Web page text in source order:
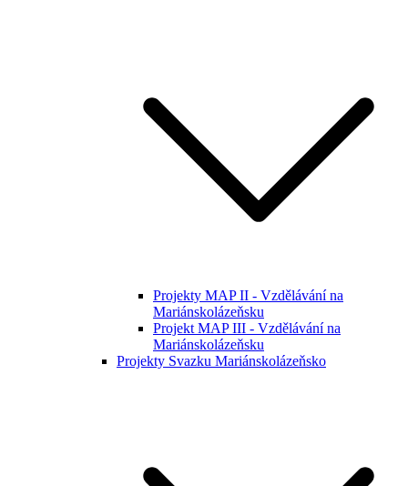
Projekty MAP II - Vzdělávání na
Mariánskolázeňsku
Projekt MAP III - Vzdělávání na
Mariánskolázeňsku
Projekty Svazku Mariánskolázeňsko